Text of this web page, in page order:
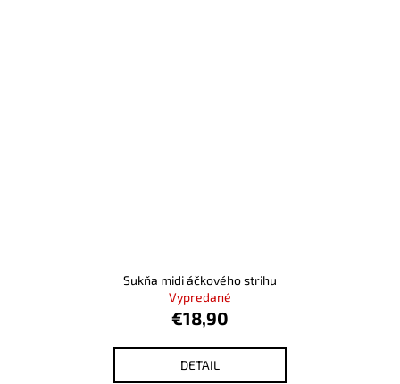
Sukňa midi áčkového strihu
Vypredané
€18,90
DETAIL